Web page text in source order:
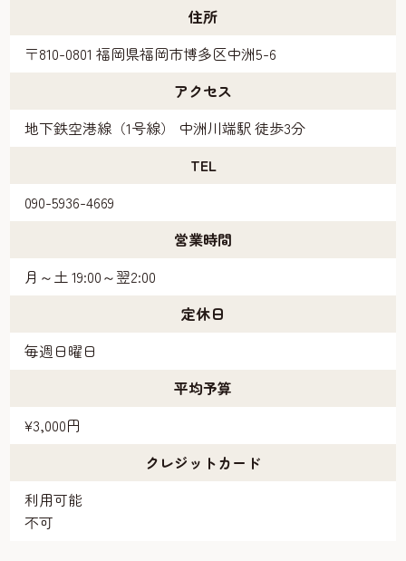
住所
〒810-0801 福岡県福岡市博多区中洲5-6
アクセス
地下鉄空港線（1号線） 中洲川端駅 徒歩3分
TEL
090-5936-4669
営業時間
月～土 19:00～翌2:00
定休日
毎週日曜日
平均予算
¥3,000円
クレジットカード
利用可能
不可